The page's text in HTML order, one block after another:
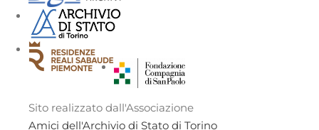
Sito realizzato dall'Associazione
Amici dell'Archivio di Stato di Torino